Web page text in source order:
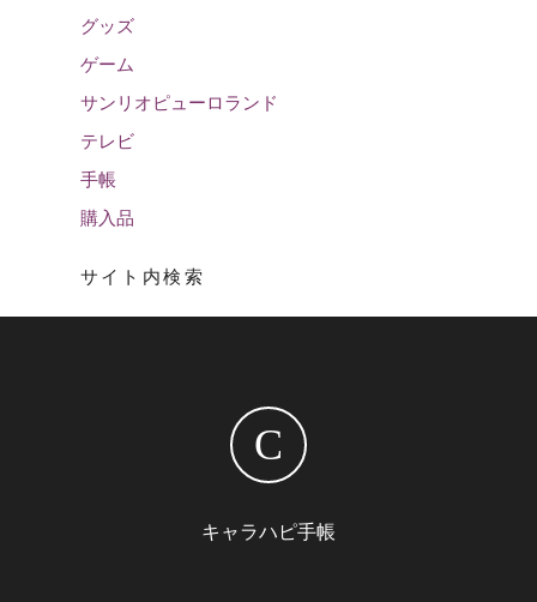
グッズ
ゲーム
サンリオピューロランド
テレビ
手帳
購入品
サイト内検索
C
キャラハピ手帳